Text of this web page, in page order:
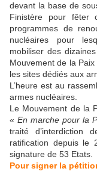
devant la base de
Finistère pour
programmes de
nucléaires pour
mobiliser des
Mouvement de la
les sites dédiés aux
L’heure est au
armes nucléaires.
Le Mouvement de la
« En marche pour la
traité d’interdiction
ratification depuis le
signature de 53 Etats.
Pour signer la